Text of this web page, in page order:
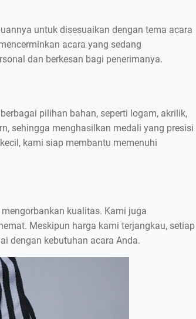
untuk disesuaikan dengan tema acara
acara yang sedang
dan berkesan bagi penerimanya.
pilihan bahan, seperti logam, akrilik,
sehingga menghasilkan medali yang presisi
kami siap membantu memenuhi
kualitas. Kami juga
Meskipun harga kami terjangkau, setiap
dengan kebutuhan acara Anda.